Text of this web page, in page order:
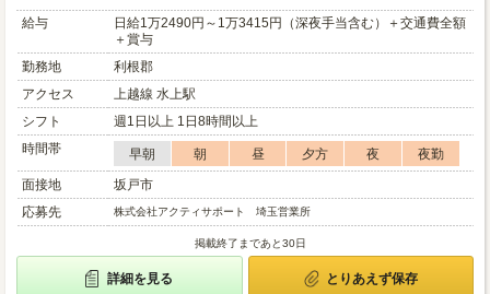
給与
日給1万2490円～1万3415円（深夜手当含む）＋交通費全額
＋賞与
勤務地
利根郡
アクセス
上越線 水上駅
シフト
週1日以上 1日8時間以上
時間帯
早朝 朝 昼 夕方 夜
夜勤
面接地
坂戸市
応募先
株式会社アクティサポート 埼玉営業所
掲載終了まであと30日
詳細を見る とりあえず保存